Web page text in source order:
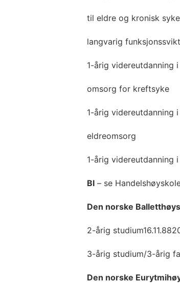
til eldre og kronisk
langvarig funksjonssvikt
1-årig videreutdanning
omsorg for kreftsyke
1-årig videreutdanning
eldreomsorg
1-årig videreutdanning
BI – se
Den norske
2-årig
3-årig studium/3-årig
Den norske